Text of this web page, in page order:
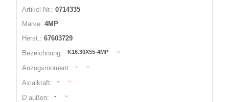
Artikel Nr.: 0714335
Marke: 4MP
Herst.: 67603729
Bezeichnung:
K16.30X55-4MP
Anzugsmoment: -
Axialkraft: -
D außen: -